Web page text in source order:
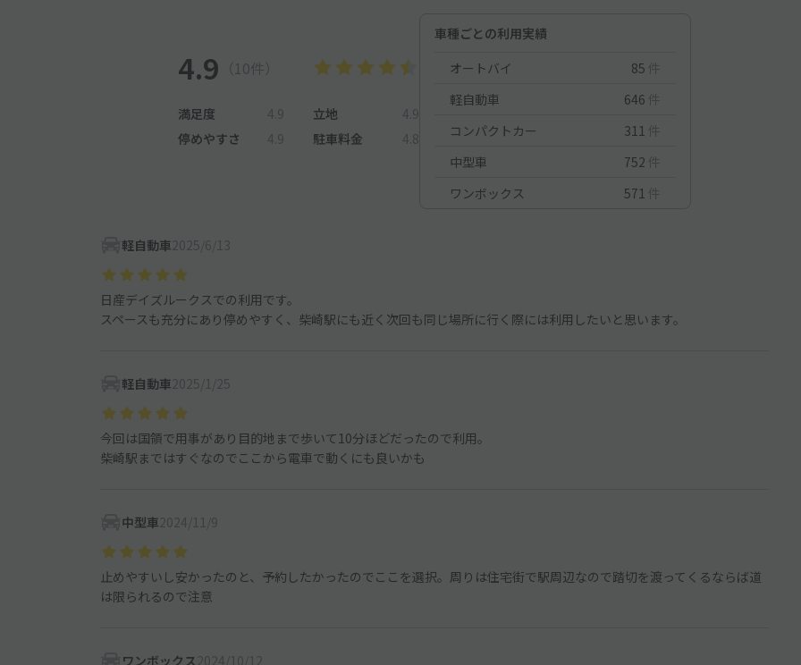
4.9 （10件）
満足度 4.9 立地
4.9
停めやすさ
4.9 駐車料金 4.8
車種ごとの利用実績
オートバイ
85 件
軽自動車
646 件
コンパクトカー
311 件
中型車
752 件
ワンボックス
571 件
軽自動車2025/6/13
日産デイズルークスでの利用です。
スペースも充分にあり停めやすく、柴崎駅にも近く次回も同じ場所に行く際には利用したいと思います。
軽自動車2025/1/25
今回は国領で用事があり目的地まで歩いて10分ほどだったので利用。
柴崎駅まではすぐなのでここから電車で動くにも良いかも
中型車2024/11/9
止めやすいし安かったのと、予約したかったのでここを選択。周りは住宅街で駅周辺なので踏切を渡ってくるならば道
は限られるので注意
ワンボックス 2024/10/12